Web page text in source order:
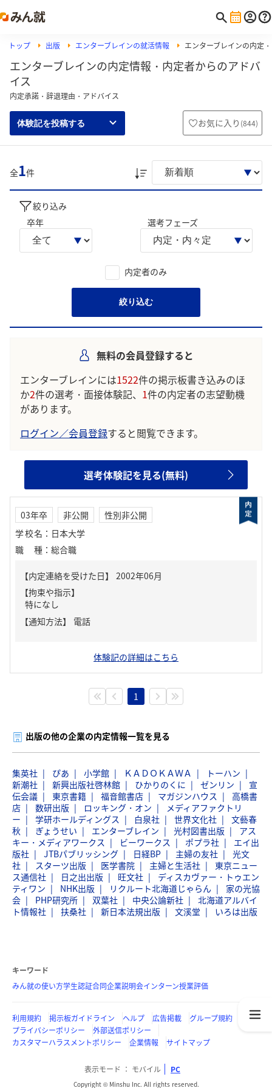
トップ 出版 エンターブレインの就活情報 エンターブレインの内定
エンターブレインの内定情報・内定者からのアドバ
イス
内定承諾・辞退理由・アドバイス
体験記を投稿する お気に入り (844)
全1件
絞り込み
卒年
選考フェーズ
内定者のみ
絞り込む
無料の会員登録すると
エンターブレインには1522件の掲示板書き込みのほ
か2件の選考・面接体験記、 1件の内定者の志望動機
があります。
ログイン／会員登録すると閲覧できます。
選考体験記を見る(無料)
03年卒 非公開
性別非公開
学校名 ： 日本大学
職種 ： 総合職
【内定連絡を受けた日】
2002年06月
【拘束や指示】
特になし
【通知方法】
電話
体験記の詳細はこちら
1
出版の他の企業の内定情報一覧を見る
集英社 ぴあ 小学館 ＫＡＤＯＫＡＷＡ
トーハン
新潮社
新興出版社啓林館 ひかりのくに ゼンリン
宣
伝会議
東京書籍 福音館書店 マガジンハウス
高橋書
店
数研出版 ロッキング・オン
メディアファクトリ
ー
学研ホールディングス 白泉社 世界文化社
文藝春
秋
ぎょうせい エンターブレイン 光村図書出版
アス
キー・メディアワークス
ビーワークス ポプラ社
エイ出
版社
JTBパブリッシング 日経BP 主婦の友社
光文
社
スターツ出版 医学書院 主婦と生活社
東京ニュー
ス通信社
日之出出版 旺文社
ディスカヴァー・トゥエン
ティワン
NHK出版 リクルート北海道じゃらん
家の光協
会
PHP研究所 双葉社 中央公論新社
北海道アルバイ
ト情報社
扶桑社 新日本法規出版 文溪堂 いろは出版
キーワード
みん就の使い方学生認証合同企業説明会インターン授業評価
利用規約 掲示板ガイドライン ヘルプ 広告掲載
グループ規約
プライバシーポリシー
外部送信ポリシー
カスタマーハラスメントポリシー
企業情報 サイトマップ
表示モード モバイル PC
Copyright © Minshu Inc. All rights reserved.